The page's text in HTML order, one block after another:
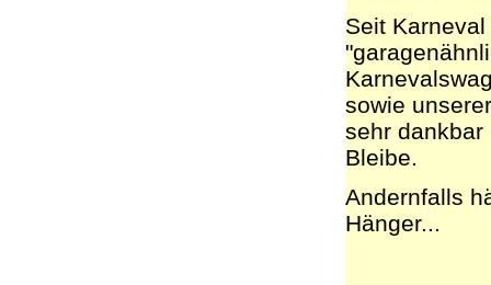
Seit
sowie
sehr dankbar
Bleibe.
Andernfalls
Hänger...